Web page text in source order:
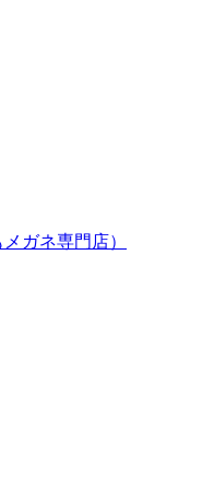
メガネ専門店）